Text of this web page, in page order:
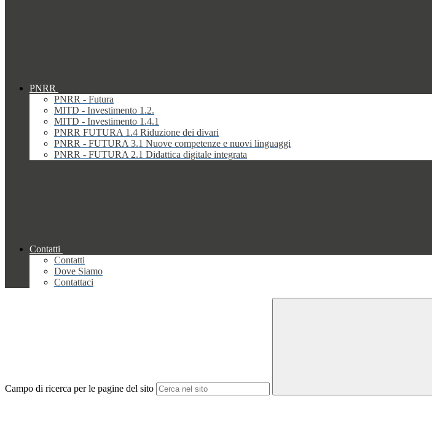
PNRR
PNRR - Futura
MITD - Investimento 1.2.
MITD - Investimento 1.4.1
PNRR FUTURA 1.4 Riduzione dei divari
PNRR - FUTURA 3.1 Nuove competenze e nuovi linguaggi
PNRR - FUTURA 2.1 Didattica digitale integrata
Contatti
Contatti
Dove Siamo
Contattaci
Campo di ricerca per le pagine del sito